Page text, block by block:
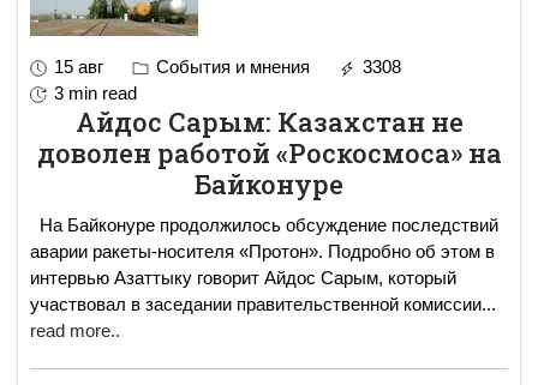
15 авг События и мнения
3308
3 min read
Айдос Сарым: Казахстан не
доволен работой «Роскосмоса» на
Байконуре
На Байконуре продолжилось обсуждение последствий
аварии ракеты-носителя «Протон». Подробно об этом в
интервью Азаттыку говорит Айдос Сарым, который
участвовал в заседании правительственной комиссии...
read more..